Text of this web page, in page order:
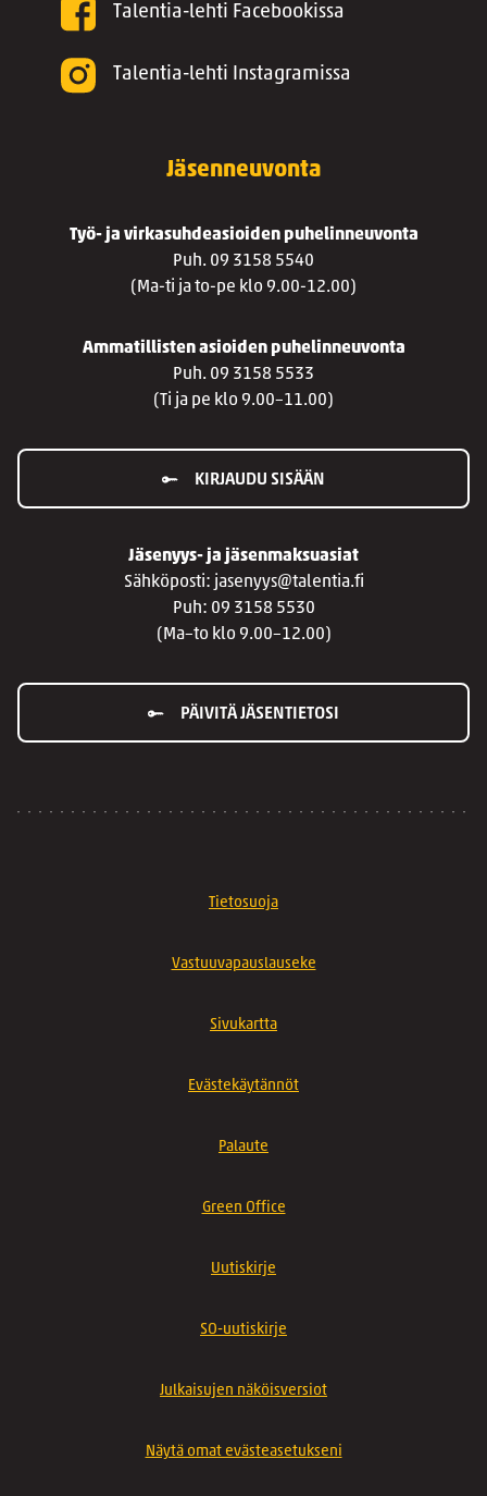
Talentia-lehti Facebookissa
Talentia-lehti Instagramissa
Jäsenneuvonta
Työ- ja virkasuhdeasioiden puhelinneuvonta
Puh. 09 3158 5540
(Ma-ti ja to-pe klo 9.00-12.00)
Ammatillisten asioiden puhelinneuvonta
Puh. 09 3158 5533
(Ti ja pe klo 9.00–11.00)
KIRJAUDU SISÄÄN
Jäsenyys- ja jäsenmaksuasiat
Sähköposti: jasenyys@talentia.fi
Puh: 09 3158 5530
(Ma–to klo 9.00–12.00)
PÄIVITÄ JÄSENTIETOSI
Tietosuoja
Vastuuvapauslauseke
Sivukartta
Evästekäytännöt
Palaute
Green Office
Uutiskirje
SO-uutiskirje
Julkaisujen näköisversiot
Näytä omat evästeasetukseni